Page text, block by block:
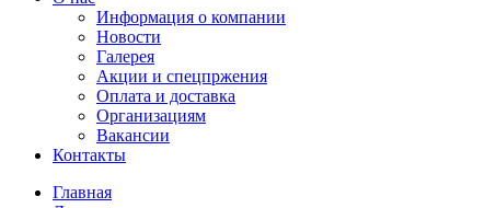
Информация о компании
Новости
Галерея
Акции и спецпржения
Оплата и доставка
Организациям
Вакансии
Контакты
Главная